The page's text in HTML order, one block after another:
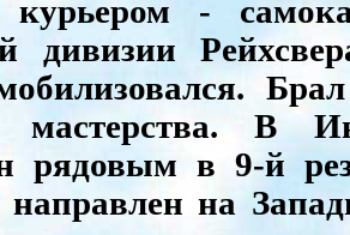
курьером -
дивизии
мастерства. В
рядовым в 9-й
направлен на